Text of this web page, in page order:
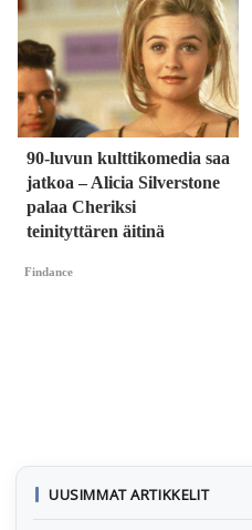
90-luvun kulttikomedia saa
jatkoa – Alicia Silverstone
palaa Cheriksi
teinityttären äitinä
Findance
UUSIMMAT ARTIKKELIT